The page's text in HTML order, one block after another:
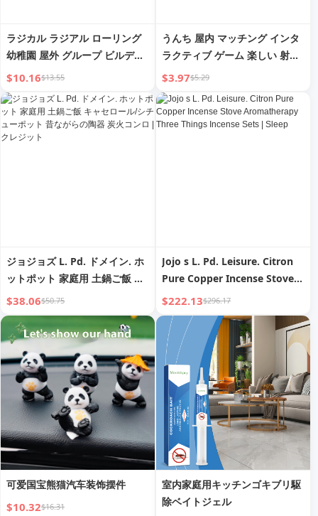
ラジカル ラジアル ローリング
幼稚園 屋外 グループ ビルディ
ング拡張 楽しい スポーツ プロ
ップ 感覚トレーニング機器
$10.16$13.55
うんち 屋内 マッチング インタ
ラクティブ ゲーム 楽しい 射撃
グループ ビルディング プロッ
プス ホーム感覚 トレーニング
品質拡張
$3.97$5.29
ジョジョズ L. Pd. ドメイン. ホ
ットポット 家庭用 土鍋ご飯 キ
ャセロール/シチューポット 昔
ながらの陶器 炭火コンロ | ク
レジット
$38.06$50.75
Jojo s L. Pd. Leisure. Citron
Pure Copper Incense Stove
Aromatherapy Three Things
Incense Sets | Sleep
$222.13$296.17
可爱国宝熊猫汽车装饰摆件
$10.32$16.31
室内家庭用キッチンゴキブリ駆
除ベイトジェル